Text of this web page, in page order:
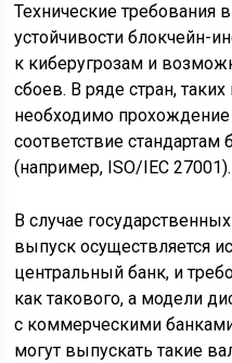
Технические требования
устойчивости блокчейн-
к киберугрозам и
сбоев. В ряде стран,
необходимо
соответствие
(например, ISO/IEC 27001).
В случае
выпуск осуществляется
центральный банк, и
как такового, а модели
с коммерческими
могут выпускать такие